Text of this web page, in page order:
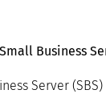
Business
Server (SBS)